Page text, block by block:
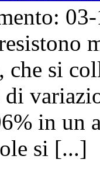
che si
in un
si [...]